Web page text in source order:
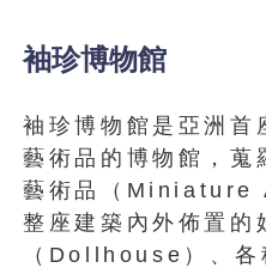
袖珍博物館
袖珍博物館是亞洲首
藝術品的博物館，蒐
藝術品（Miniature
整座建築內外佈置的
（Dollhouse）、各